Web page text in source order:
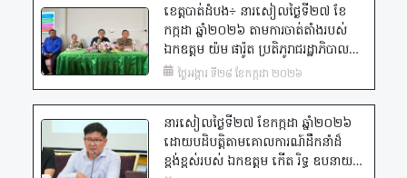
ខេត្តបាត់ដំបង÷ នារសៀលថ្ងៃទី២៧ ខែ
កក្កដា ឆ្នាំ២០២៦ តាមការចាត់តាំងរបស់
ឯកឧត្តម យ៉ម ផារ៉ូត ប្រតិភូរាជរដ្ឋាភិបាល
និងជាអគ្គលេខាធិការនៃ អ.ដ.ក., ឯកឧត្តម
សុខ បូរ៉ា អគ្គលេខាធិការរងនៃ អ.ដ.ក. បាន
ដឹកនាំក្រុមការងារចុះផ្សព្វផ្សាយអំពី
បេសកកម្មរបស់អាជ្ញាធរជាតិដោះស្រាយ
វិវាទក្រៅប្រព័ន្ធតុលាការ ដល់អាជ្ញាធរមូល
ដ្ឋានភូមិ-ឃុំ នរគបាលប៉ុស្តិរដ្ឋបាល និង
ថ្ងៃអង្គារ ទី២៨ ខែកក្កដា ២០២៦
នារសៀលថ្ងៃទី២៧ ខែកក្កដា ឆ្នាំ២០២៦
ដោយបដិបត្តិតាមគោលការណ៍ដឹកនាំដ៏
ខ្ពង់ខ្ពស់​របស់ ឯកឧត្តម កើត រិទ្ធ ឧបនាយក